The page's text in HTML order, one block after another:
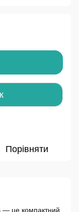
Порівняти
— це компактний